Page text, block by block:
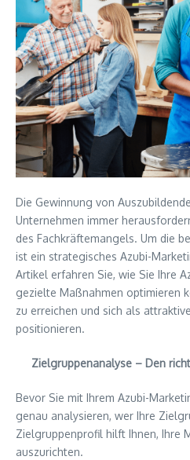
Die Gewinnung von
Unternehmen immer
des Fachkräftemangels. Um die
ist ein strategisches Azubi-
Artikel erfahren Sie, wie Sie Ihre
gezielte Maßnahmen optimieren
zu erreichen und sich als
positionieren.
Zielgruppenanalyse – Den
Bevor Sie mit Ihrem Azubi-
genau analysieren, wer Ihre
Zielgruppenprofil hilft Ihnen, Ihre
auszurichten.